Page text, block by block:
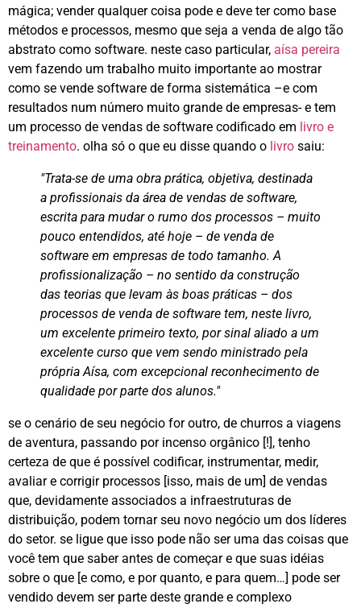
mágica; vender qualquer coisa pode e deve ter como base
métodos e processos, mesmo que seja a venda de algo tão
abstrato como software. neste caso particular, aísa pereira
vem fazendo um trabalho muito importante ao mostrar
como se vende software de forma sistemática –e com
resultados num número muito grande de empresas- e tem
um processo de vendas de software codificado em livro e
treinamento. olha só o que eu disse quando o livro saiu:
"Trata-se de uma obra prática, objetiva, destinada
a profissionais da área de vendas de software,
escrita para mudar o rumo dos processos – muito
pouco entendidos, até hoje – de venda de
software em empresas de todo tamanho. A
profissionalização – no sentido da construção
das teorias que levam às boas práticas – dos
processos de venda de software tem, neste livro,
um excelente primeiro texto, por sinal aliado a um
excelente curso que vem sendo ministrado pela
própria Aísa, com excepcional reconhecimento de
qualidade por parte dos alunos."
se o cenário de seu negócio for outro, de churros a viagens
de aventura, passando por incenso orgânico [!], tenho
certeza de que é possível codificar, instrumentar, medir,
avaliar e corrigir processos [isso, mais de um] de vendas
que, devidamente associados a infraestruturas de
distribuição, podem tornar seu novo negócio um dos líderes
do setor. se ligue que isso pode não ser uma das coisas que
você tem que saber antes de começar e que suas idéias
sobre o que [e como, e por quanto, e para quem…] pode ser
vendido devem ser parte deste grande e complexo